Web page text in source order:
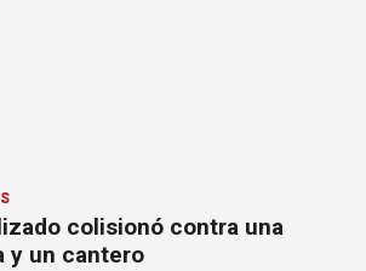
colisionó contra una
y un cantero